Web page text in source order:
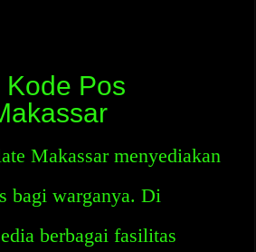
Pos
Makassar menyediakan
bagi warganya. Di
berbagai fasilitas